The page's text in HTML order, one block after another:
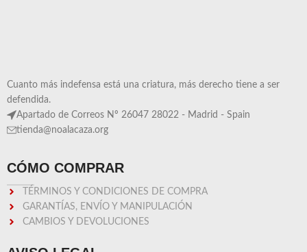
Cuanto más indefensa está una criatura, más derecho tiene a ser
defendida.
Apartado de Correos Nº 26047 28022 - Madrid - Spain
tienda@noalacaza.org
CÓMO COMPRAR
TÉRMINOS Y CONDICIONES DE COMPRA
GARANTÍAS, ENVÍO Y MANIPULACIÓN
CAMBIOS Y DEVOLUCIONES